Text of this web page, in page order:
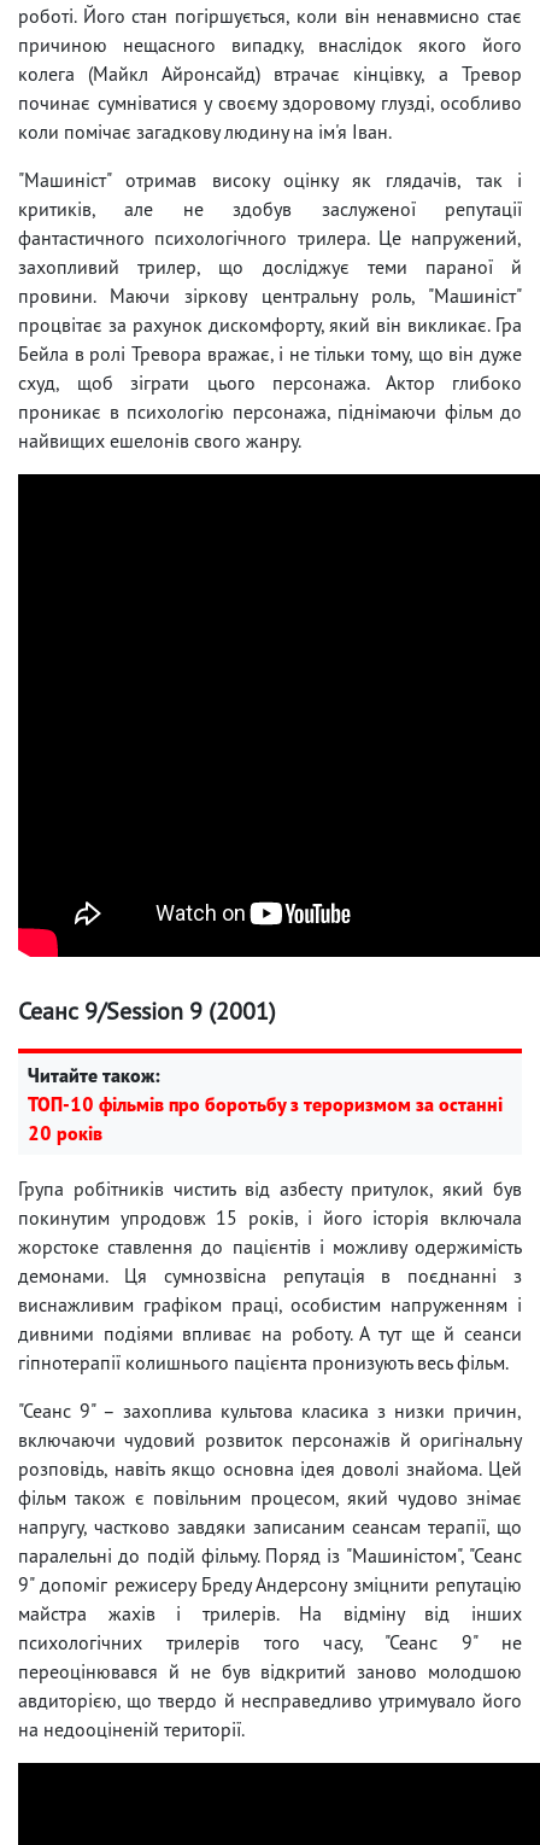
роботі. Його стан погіршується, коли він ненавмисно стає
причиною нещасного випадку, внаслідок якого його
колега (Майкл Айронсайд) втрачає кінцівку, а Тревор
починає сумніватися у своєму здоровому глузді, особливо
коли помічає загадкову людину на ім'я Іван.
"Машиніст" отримав високу оцінку як глядачів, так і
критиків, але не здобув заслуженої репутації
фантастичного психологічного трилера. Це напружений,
захопливий трилер, що досліджує теми параної й
провини. Маючи зіркову центральну роль, "Машиніст"
процвітає за рахунок дискомфорту, який він викликає. Гра
Бейла в ролі Тревора вражає, і не тільки тому, що він дуже
схуд, щоб зіграти цього персонажа. Актор глибоко
проникає в психологію персонажа, піднімаючи фільм до
найвищих ешелонів свого жанру.
Сеанс 9/Session 9 (2001)
Читайте також:
ТОП-10 фільмів про боротьбу з тероризмом за останні
20 років
Група робітників чистить від азбесту притулок, який був
покинутим упродовж 15 років, і його історія включала
жорстоке ставлення до пацієнтів і можливу одержимість
демонами. Ця сумнозвісна репутація в поєднанні з
виснажливим графіком праці, особистим напруженням і
дивними подіями впливає на роботу. А тут ще й сеанси
гіпнотерапії колишнього пацієнта пронизують весь фільм.
"Сеанс 9" – захоплива культова класика з низки причин,
включаючи чудовий розвиток персонажів й оригінальну
розповідь, навіть якщо основна ідея доволі знайома. Цей
фільм також є повільним процесом, який чудово знімає
напругу, частково завдяки записаним сеансам терапії, що
паралельні до подій фільму. Поряд із "Машиністом", "Сеанс
9" допоміг режисеру Бреду Андерсону зміцнити репутацію
майстра жахів і трилерів. На відміну від інших
психологічних трилерів того часу, "Сеанс 9" не
переоцінювався й не був відкритий заново молодшою
авдиторією, що твердо й несправедливо утримувало його
на недооціненій території.